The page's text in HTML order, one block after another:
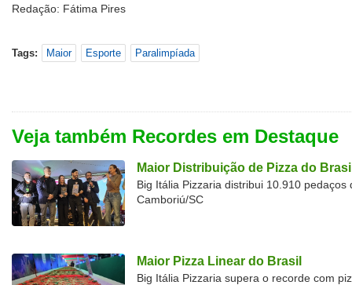
Redação: Fátima Pires
Tags: Maior Esporte Paralimpíada
Veja também Recordes em Destaque
Maior Distribuição de Pizza do
Big Itália Pizzaria distribui 10.910 pedaços
Camboriú/SC
Maior Pizza Linear do Brasil
Big Itália Pizzaria supera o recorde com